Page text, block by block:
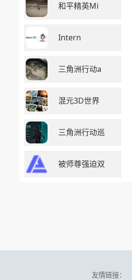
和平精英Mi
Intern
三角洲行动a
混元3D世界
三角洲行动巡
被师尊强迫双
友情链接：